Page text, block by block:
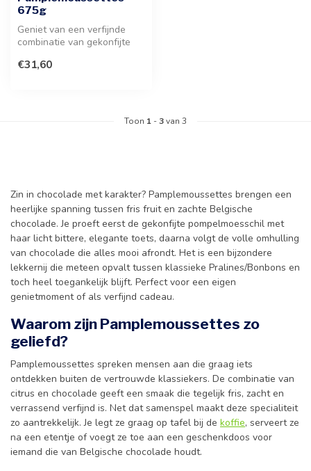
675g
Geniet van een verfijnde
combinatie van gekonfijte
dikke ...
€31,60
Toon 1 -3van 3
Zin in chocolade met karakter? Pamplemoussettes brengen een
heerlijke spanning tussen fris fruit en zachte Belgische
chocolade. Je proeft eerst de gekonfijte pompelmoesschil met
haar licht bittere, elegante toets, daarna volgt de volle omhulling
van chocolade die alles mooi afrondt. Het is een bijzondere
lekkernij die meteen opvalt tussen klassieke Pralines/Bonbons en
toch heel toegankelijk blijft. Perfect voor een eigen
genietmoment of als verfijnd cadeau.
Waarom zijn Pamplemoussettes zo
geliefd?
Pamplemoussettes spreken mensen aan die graag iets
ontdekken buiten de vertrouwde klassiekers. De combinatie van
citrus en chocolade geeft een smaak die tegelijk fris, zacht en
verrassend verfijnd is. Net dat samenspel maakt deze specialiteit
zo aantrekkelijk. Je legt ze graag op tafel bij de koffie, serveert ze
na een etentje of voegt ze toe aan een geschenkdoos voor
iemand die van Belgische chocolade houdt.